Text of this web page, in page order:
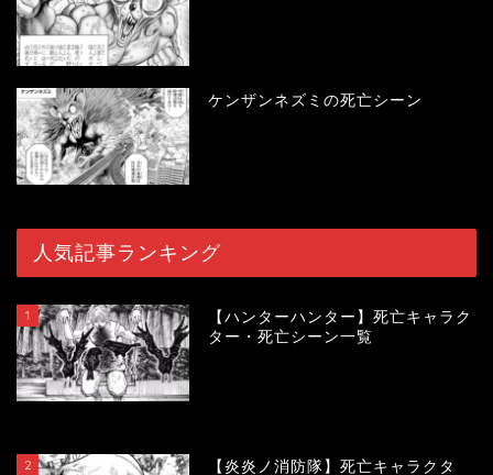
ケンザンネズミの死亡シーン
人気記事ランキング
1
【ハンターハンター】死亡キャラク
ター・死亡シーン一覧
2
【炎炎ノ消防隊】死亡キャラクタ